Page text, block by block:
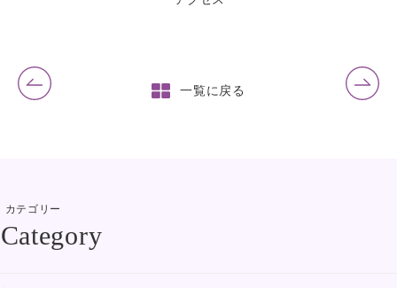
一覧に戻る
カテゴリー